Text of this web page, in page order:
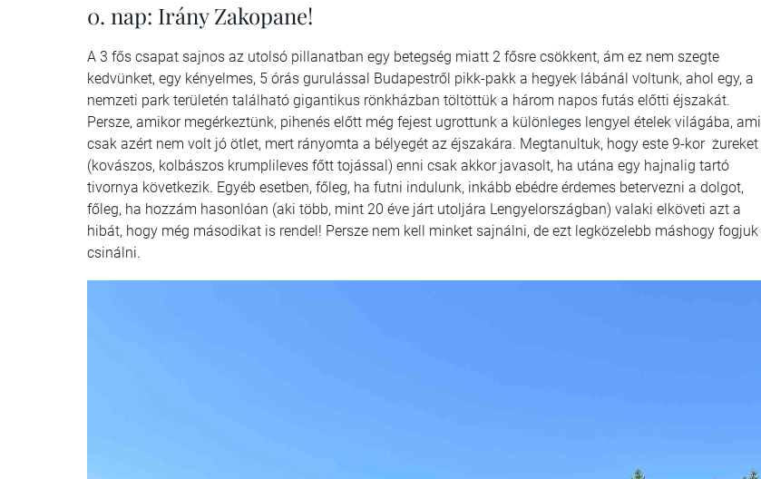
0. nap: Irány Zakopane!
A 3 fős csapat sajnos az utolsó pillanatban egy betegség miatt 2 fősre csökkent, ám ez nem szegte
kedvünket, egy kényelmes, 5 órás gurulással Budapestről pikk-pakk a hegyek lábánál voltunk, ahol egy, a
nemzeti park területén található gigantikus rönkházban töltöttük a három napos futás előtti éjszakát.
Persze, amikor megérkeztünk, pihenés előtt még fejest ugrottunk a különleges lengyel ételek világába, ami
csak azért nem volt jó ötlet, mert rányomta a bélyegét az éjszakára. Megtanultuk, hogy este 9-kor żureket
(kovászos, kolbászos krumplileves főtt tojással) enni csak akkor javasolt, ha utána egy hajnalig tartó
tivornya következik. Egyéb esetben, főleg, ha futni indulunk, inkább ebédre érdemes betervezni a dolgot,
főleg, ha hozzám hasonlóan (aki több, mint 20 éve járt utoljára Lengyelországban) valaki elköveti azt a
hibát, hogy még másodikat is rendel! Persze nem kell minket sajnálni, de ezt legközelebb máshogy fogjuk
csinálni.